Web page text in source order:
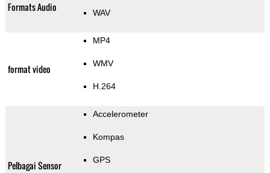
Formats Audio WAV
format video
MP4
WMV
H.264
Pelbagai Sensor
Accelerometer
Kompas
GPS